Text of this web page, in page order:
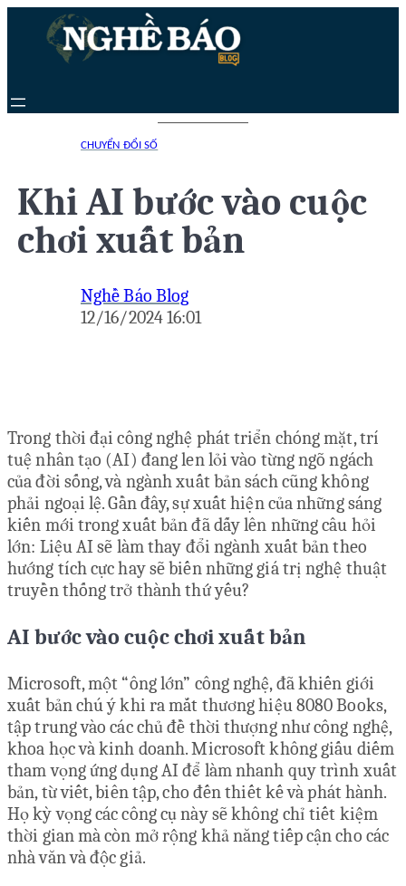
Chuyển
dung
CHUYỂN ĐỔI SỐ
Khi AI bước vào cuộc
chơi xuất bản
Nghề Báo Blog
12/16/2024 16:01
Trong thời đại công nghệ phát triển chóng mặt, trí
tuệ nhân tạo (AI) đang len lỏi vào từng ngõ ngách
của đời sống, và ngành xuất bản sách cũng không
phải ngoại lệ. Gần đây, sự xuất hiện của những sáng
kiến mới trong xuất bản đã dấy lên những câu hỏi
lớn: Liệu AI sẽ làm thay đổi ngành xuất bản theo
hướng tích cực hay sẽ biến những giá trị nghệ thuật
truyền thống trở thành thứ yếu?
AI bước vào cuộc chơi xuất bản
Microsoft, một “ông lớn” công nghệ, đã khiến giới
xuất bản chú ý khi ra mắt thương hiệu 8080 Books,
tập trung vào các chủ đề thời thượng như công nghệ,
khoa học và kinh doanh. Microsoft không giấu diếm
tham vọng ứng dụng AI để làm nhanh quy trình xuất
bản, từ viết, biên tập, cho đến thiết kế và phát hành.
Họ kỳ vọng các công cụ này sẽ không chỉ tiết kiệm
thời gian mà còn mở rộng khả năng tiếp cận cho các
nhà văn và độc giả.